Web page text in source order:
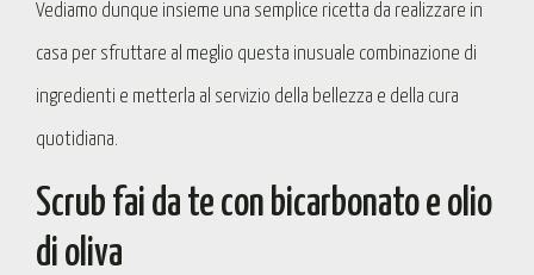
Vediamo dunque insieme una semplice ricetta da realizzare in
casa per sfruttare al meglio questa inusuale combinazione di
ingredienti e metterla al servizio della bellezza e della cura
quotidiana.
Scrub fai da te con bicarbonato e olio
di oliva